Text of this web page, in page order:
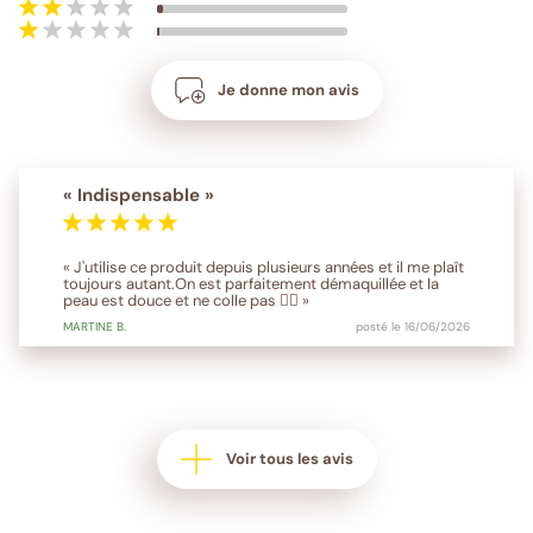
Je donne mon avis
« Indispensable »
« J'utilise ce produit depuis plusieurs années et il me plaît
toujours autant.On est parfaitement démaquillée et la
peau est douce et ne colle pas 👍🏻 »
MARTINE B. posté le 16/06/2026
Voir tous les avis